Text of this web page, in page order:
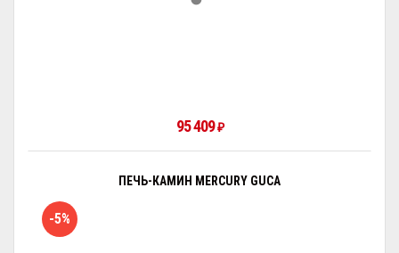
95 409₽
ПЕЧЬ-КАМИН MERCURY GUCA
-5%